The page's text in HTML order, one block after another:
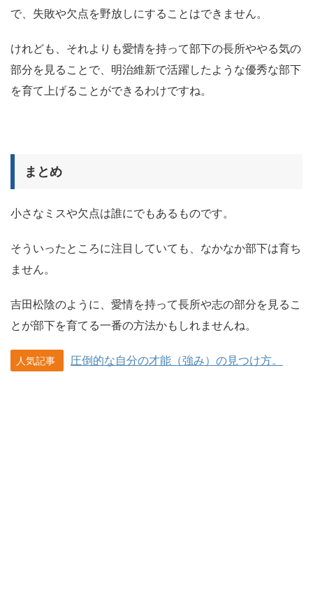
で、失敗や欠点を野放しにすることはできません。
けれども、それよりも愛情を持って部下の長所ややる気の
部分を見ることで、明治維新で活躍したような優秀な部下
を育て上げることができるわけですね。
まとめ
小さなミスや欠点は誰にでもあるものです。
そういったところに注目していても、なかなか部下は育ち
ません。
吉田松陰のように、愛情を持って長所や志の部分を見るこ
とが部下を育てる一番の方法かもしれませんね。
人気記事 圧倒的な自分の才能（強み）の見つけ方。